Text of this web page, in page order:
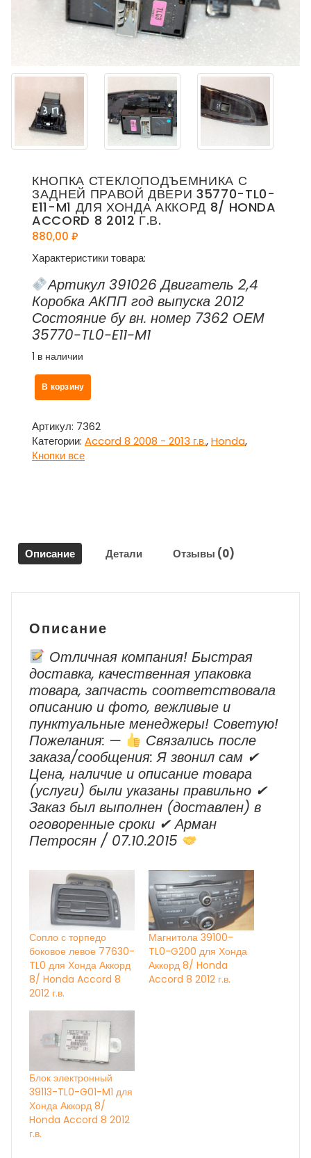
КНОПКА СТЕКЛОПОДЪЕМНИКА С
ЗАДНЕЙ ПРАВОЙ ДВЕРИ 35770-TL0-
E11-M1 ДЛЯ ХОНДА АККОРД 8/ HONDA
ACCORD 8 2012 Г.В.
880,00 ₽
Характеристики товара:
Артикул 391026 Двигатель 2,4
Коробка АКПП год выпуска 2012
Состояние бу вн. номер 7362 ОЕМ
35770-TL0-E11-M1
1 в наличии
Количество
товара
стеклоподъемника
с
задней
M1
для
Accord
2012
г.в.
В корзину
Артикул: 7362
Категории: Accord 8 2008 - 2013 г.в.,Honda,
Кнопки все
Описание Детали Отзывы (0)
Описание
Отличная компания! Быстрая
доставка, качественная упаковка
товара, запчасть соответствовала
описанию и фото, вежливые и
пунктуальные менеджеры! Советую!
Пожелания: —
Cвязались после
заказа/сообщения: Я звонил сам ✔
Цена, наличие и описание товара
(услуги) были указаны правильно ✔
Заказ был выполнен (доставлен) в
оговоренные сроки ✔ Арман
Петросян / 07.10.2015
Сопло с торпедо
боковое левое 77630-
TL0 для Хонда Аккорд
8/ Honda Accord 8
2012 г.в.
Магнитола 39100-
TL0-G200 для Хонда
Аккорд 8/ Honda
Accord 8 2012 г.в.
Блок электронный
39113-TL0-G01-M1 для
Хонда Аккорд 8/
Honda Accord 8 2012
г.в.